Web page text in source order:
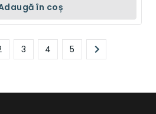
în coș
citiți pagina
Pagină
3
Pagină
4
Pagină
5